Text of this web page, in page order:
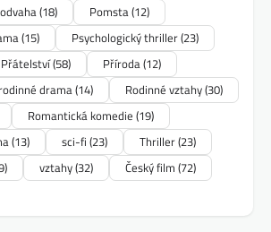
odvaha(18) Pomsta(12)
(15) Psychologický thriller(23)
Přátelství(58) Příroda(12)
rodinné drama(14) Rodinné vztahy(30)
Romantická komedie (19)
(13) sci-fi (23) Thriller(23)
vztahy(32) Český film (72)